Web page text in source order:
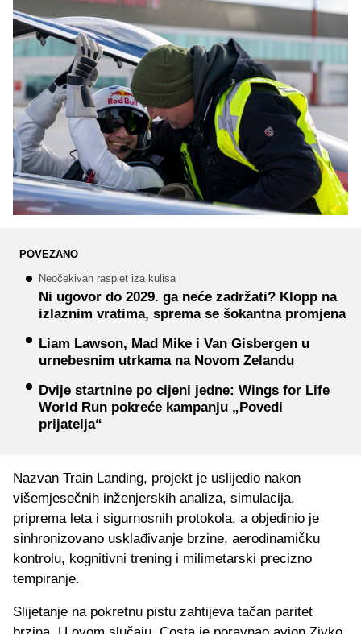
POVEZANO
Neočekivan rasplet iza kulisa
Ni ugovor do 2029. ga neće zadržati? Klopp na
izlaznim vratima, sprema se šokantna promjena
Liam Lawson, Mad Mike i Van Gisbergen u
urnebesnim utrkama na Novom Zelandu
Dvije startnine po cijeni jedne: Wings for Life
World Run pokreće kampanju „Povedi
prijatelja“
Nazvan Train Landing, projekt je uslijedio nakon
višemjesečnih inženjerskih analiza, simulacija,
priprema leta i sigurnosnih protokola, a objedinio je
sinhronizovano usklađivanje brzine, aerodinamičku
kontrolu, kognitivni trening i milimetarski precizno
tempiranje.
Slijetanje na pokretnu pistu zahtijeva tačan paritet